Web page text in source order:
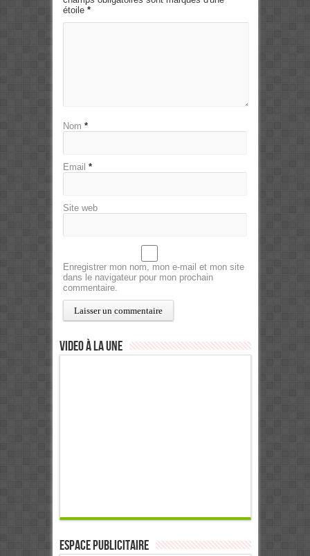
étoile *
Nom *
Email *
Site web
Enregistrer mon nom, mon e-mail et mon site
dans le navigateur pour mon prochain
commentaire.
Video à la Une
ESPACE PUBLICITAIRE